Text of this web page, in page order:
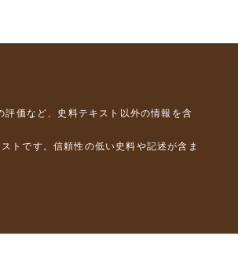
価など、史料テキスト以外の情報を含
トです。信頼性の低い史料や記述が含ま